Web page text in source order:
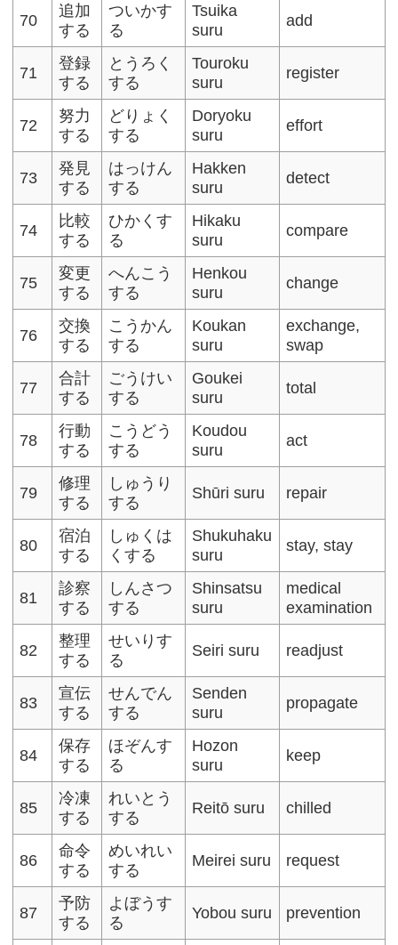
70
追加
する
ついかす
る
Tsuika
suru
add
71
登録
する
とうろく
する
Touroku
suru
register
72
努力
する
どりょく
する
Doryoku
suru
effort
73
発見
する
はっけん
する
Hakken
suru
detect
74
比較
する
ひかくす
る
Hikaku
suru
compare
75
変更
する
へんこう
する
Henkou
suru
change
76
交換
する
こうかん
する
Koukan
suru
exchange,
swap
77
合計
する
ごうけい
する
Goukei
suru
total
78
行動
する
こうどう
する
Koudou
suru
act
79
修理
する
しゅうり
する
Shūri suru repair
80
宿泊
する
しゅくは
くする
Shukuhaku
suru
stay, stay
81
診察
する
しんさつ
する
Shinsatsu
suru
medical
examination
82
整理
する
せいりす
る
Seiri suru readjust
83
宣伝
する
せんでん
する
Senden
suru
propagate
84
保存
する
ほぞんす
る
Hozon
suru
keep
85
冷凍
する
れいとう
する
Reitō suru chilled
86
命令
する
めいれい
する
Meirei suru request
87
予防
する
よぼうす
る
Yobou suru prevention